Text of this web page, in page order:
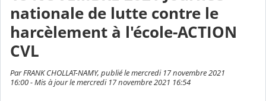
nationale de lutte contre le
harcèlement à l'école-ACTION
CVL
Par FRANK CHOLLAT-NAMY, publié le mercredi 17 novembre 2021
16:00 - Mis à jour le mercredi 17 novembre 2021 16:54